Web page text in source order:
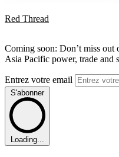
Red Thread
Coming soon: Don’t miss
Asia Pacific power, trade and
Entrez votre email
S'abonner
Loading...